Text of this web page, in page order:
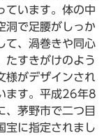
ています。体の中
洞で足腰がしっか
て、渦巻きや同心
たすきがけのよう
様がデザインされ
ます。平成26年8
、茅野市で二つ目
宝に指定されまし